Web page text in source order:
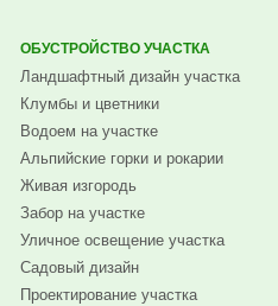
ОБУСТРОЙСТВО УЧАСТКА
Ландшафтный дизайн участка
Клумбы и цветники
Водоем на участке
Альпийские горки и рокарии
Живая изгородь
Забор на участке
Уличное освещение участка
Садовый дизайн
Проектирование участка